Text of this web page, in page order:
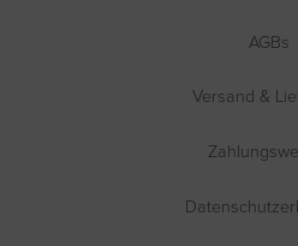
AGBs
Versand &